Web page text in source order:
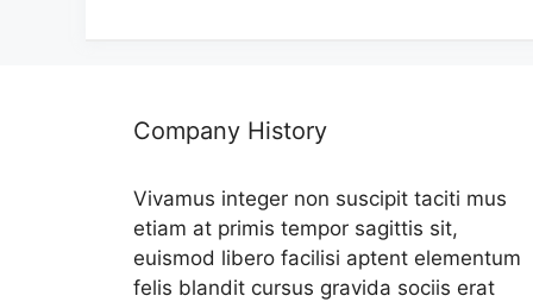
Company History
Vivamus integer non suscipit taciti mus
etiam at primis tempor sagittis sit,
euismod libero facilisi aptent elementum
felis blandit cursus gravida sociis erat